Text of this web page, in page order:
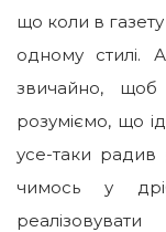
що коли в
одному стилі.
звичайно,
розуміємо, що
усе-таки радив
чимось у